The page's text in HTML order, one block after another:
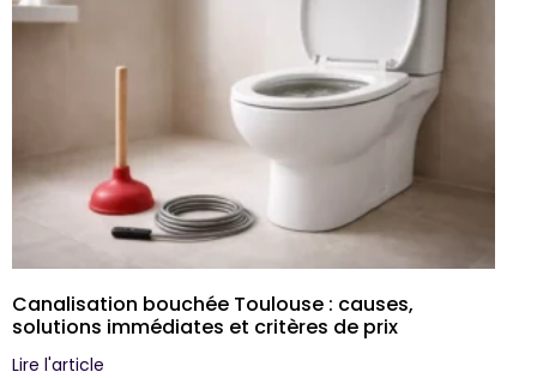
Canalisation bouchée Toulouse : causes,
solutions immédiates et critères de prix
Lire l'article